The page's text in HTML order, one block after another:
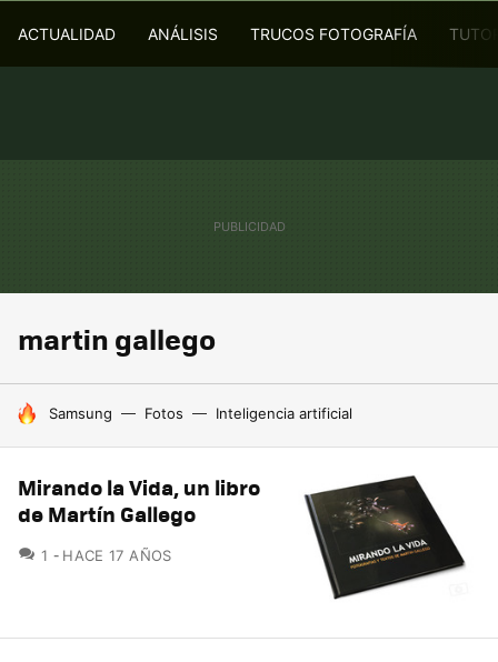
ACTUALIDAD ANÁLISIS TRUCOS FOTOGRAFÍA
martin gallego
HOY SE HABLA DE
Samsung Fotos Inteligencia artificial
Mirando la Vida, un libro
de Martín Gallego
1 COMENTARIOS
HACE 17 AÑOS